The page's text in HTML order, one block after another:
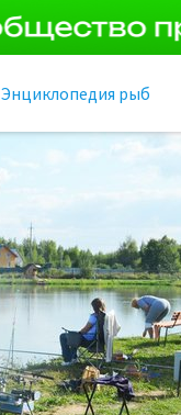
Энциклопедия рыб